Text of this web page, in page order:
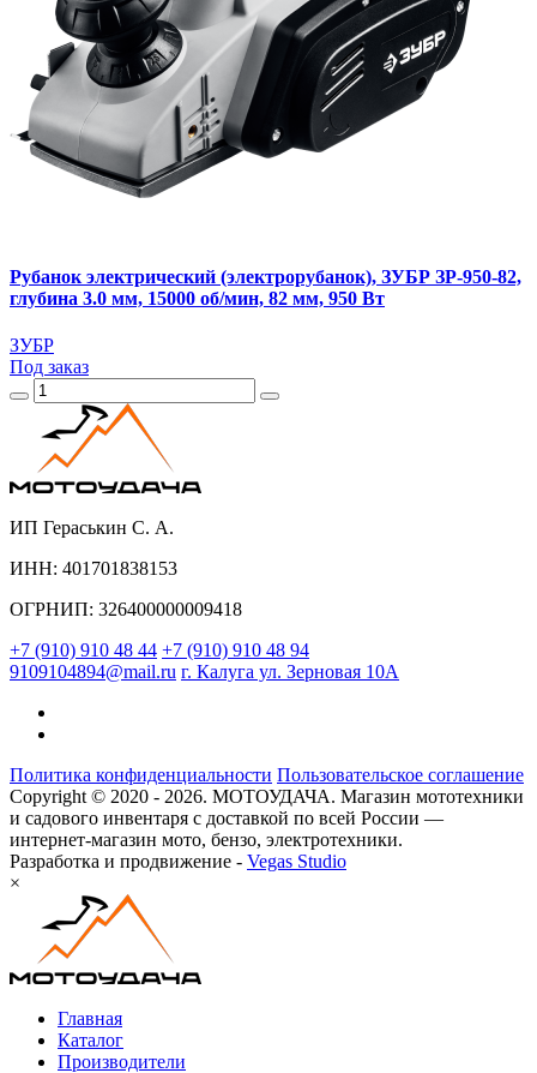
Рубанок электрический (электрорубанок), ЗУБР ЗР-950-82,
глубина 3.0 мм, 15000 об/мин, 82 мм, 950 Вт
ЗУБР
Под заказ
ИП Гераськин С. А.
ИНН: 401701838153
ОГРНИП: 326400000009418
+7 (910) 910 48 44 +7 (910) 910 48 94
9109104894@mail.ru г. Калуга ул. Зерновая 10А
Политика конфиденциальности Пользовательское соглашение
Copyright © 2020 - 2026. МОТОУДАЧА. Магазин мототехники
и садового инвентаря с доставкой по всей России —
интернет-магазин мото, бензо, электротехники.
Разработка и продвижение - Vegas Studio
×
Главная
Каталог
Производители